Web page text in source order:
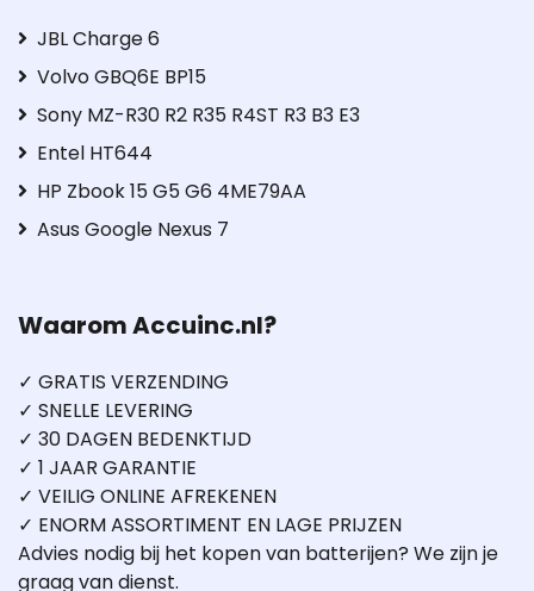
JBL Charge 6
Volvo GBQ6E BP15
Sony MZ-R30 R2 R35 R4ST R3 B3 E3
Entel HT644
HP Zbook 15 G5 G6 4ME79AA
Asus Google Nexus 7
Waarom Accuinc.nl?
✓ GRATIS VERZENDING
✓ SNELLE LEVERING
✓ 30 DAGEN BEDENKTIJD
✓ 1 JAAR GARANTIE
✓ VEILIG ONLINE AFREKENEN
✓ ENORM ASSORTIMENT EN LAGE PRIJZEN
Advies nodig bij het kopen van batterijen? We zijn je
graag van dienst.